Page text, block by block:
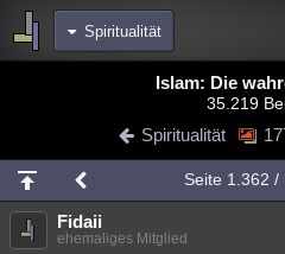
Spiritualität
Diskussionen Blogs
Chat Wiki Neuigkeiten
meine Rubriken
Menschen
Islam: Die
35.219
Spiritualität
Seite 1.362 /
Fidaii
ehemaliges Mitglied